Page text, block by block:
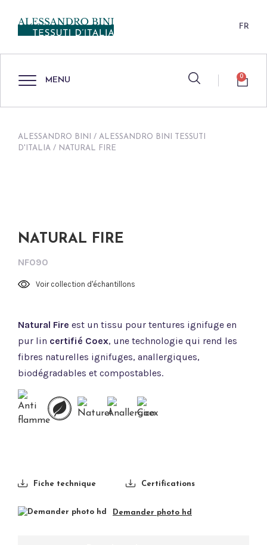
FR
MENU 0
ALESSANDRO BINI / ALESSANDRO BINI TESSUTI
D'ITALIA / NATURAL FIRE
NATURAL FIRE
NF090
Voir collection d'échantillons
Natural Fire est un tissu pour tentures ignifuge en
pur lin certifié Coex, une technologie qui rend les
fibres naturelles ignifuges, anallergiques,
biodégradables et compostables.
Fiche technique Certifications
Demander photo hd